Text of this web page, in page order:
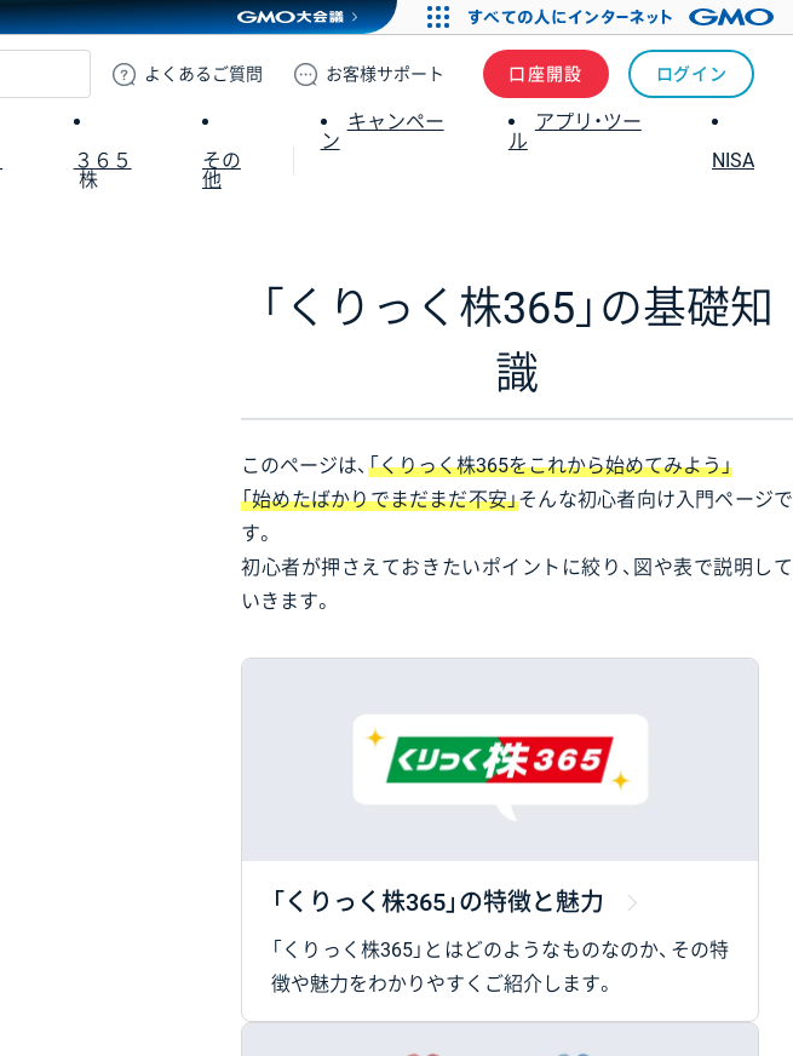
GMOクリック証券
よくある ご質問 お客様サポート 口座開設 ログイン
３６５
株
その
他
キャンペー
ン
アプリ・ツー
ル
NISA
「くりっく株365」の基礎知
識
このページは、 「くりっく株365をこれから始めてみよう」
「始めたばかりでまだまだ不安」そんな初心者向け入門ページで
す。
初心者が押さえておきたいポイントに絞り、図や表で説明して
いきます。
「くりっく株365」の特徴と魅力
「くりっく株365」とはどのようなものなのか、その特
徴や魅力をわかりやすくご紹介します。